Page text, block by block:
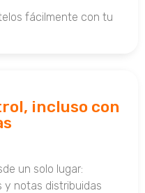
fácilmente con tu
incluso con
un solo lugar:
notas distribuidas